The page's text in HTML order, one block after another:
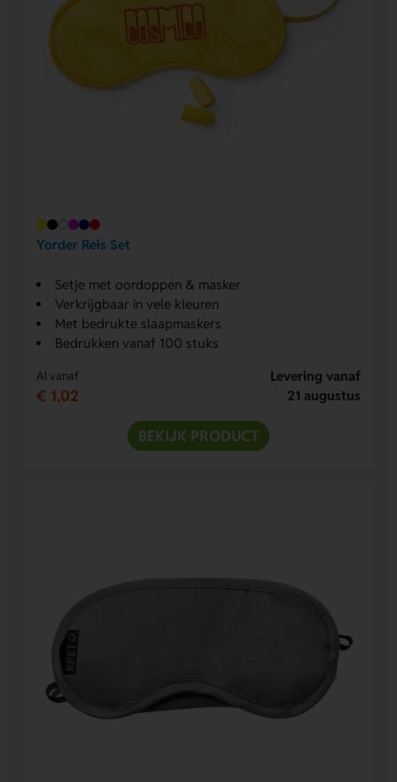
Yorder Reis Set
Setje met oordoppen & masker
Verkrijgbaar in vele kleuren
Met bedrukte slaapmaskers
Bedrukken vanaf 100 stuks
Al vanaf
€ 1,02
Levering vanaf
21 augustus
BEKIJK PRODUCT